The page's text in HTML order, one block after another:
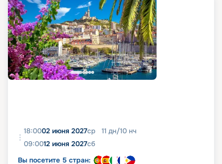
18:0002 июня 2027ср 11 дн/10 нч
09:0012 июня 2027сб
Вы посетите 5 стран: